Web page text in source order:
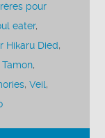
pour
eater,
Hikaru Died,
,
,Veil,